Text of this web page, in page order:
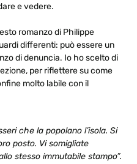
e vedere.
romanzo di Philippe
differenti: può essere un
di denuncia. Io ho scelto di
per riflettere su come
molto labile con il
che la popolano l’isola. Si
posto. Vi somigliate
stesso immutabile stampo”.